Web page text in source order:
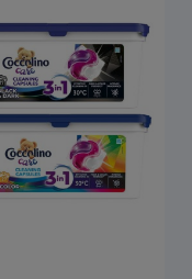
powiadom o
dostępności